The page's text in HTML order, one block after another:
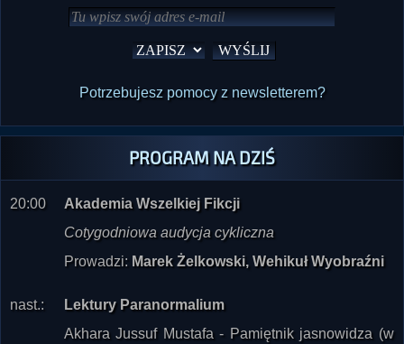
Potrzebujesz pomocy z newsletterem?
PROGRAM NA DZIŚ
20:00
Akademia Wszelkiej Fikcji
Cotygodniowa audycja cykliczna
Prowadzi: Marek Żelkowski, Wehikuł Wyobraźni
nast.:
Lektury Paranormalium
Akhara Jussuf Mustafa - Pamiętnik jasnowidza (w